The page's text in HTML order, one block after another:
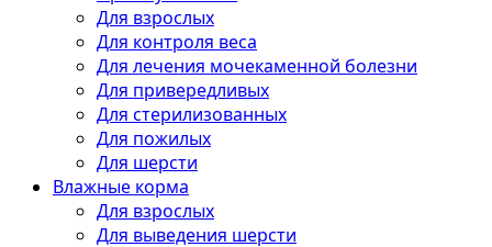
Для взрослых
Для контроля веса
Для лечения мочекаменной болезни
Для привередливых
Для стерилизованных
Для пожилых
Для шерсти
Влажные корма
Для взрослых
Для выведения шерсти